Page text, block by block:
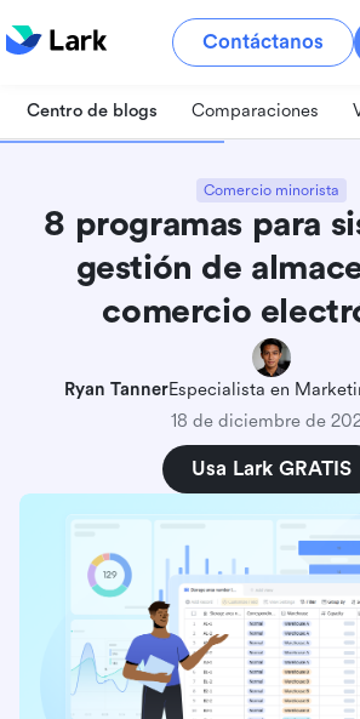
Contáctanos
Centro de blogs Comparaciones
Comercio minorista
8 programas para
gestión de
comercio
Ryan TannerEspecialista en
18 de diciembre de
Usa Lark GRATIS
Aspectos clave: El mejor sistema
almacenes para comercio